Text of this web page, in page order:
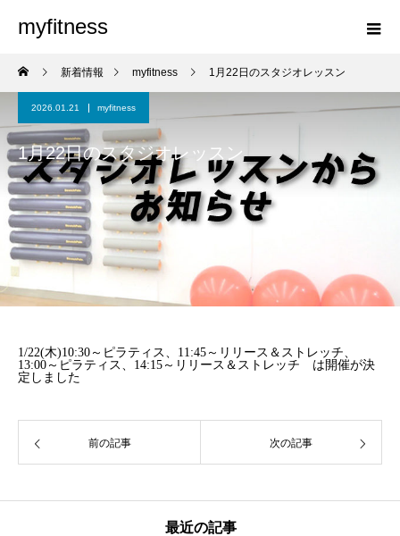
myfitness
新着情報 myfitness 1月22日のスタジオレッスン
2026.01.21 myfitness
1月22日のスタジオレッスン
1/22(木)10:30～ピラティス、11:45～リリース＆ストレッチ、
13:00～ピラティス、14:15～リリース＆ストレッチ は開催が決
定しました
前の記事 次の記事
最近の記事